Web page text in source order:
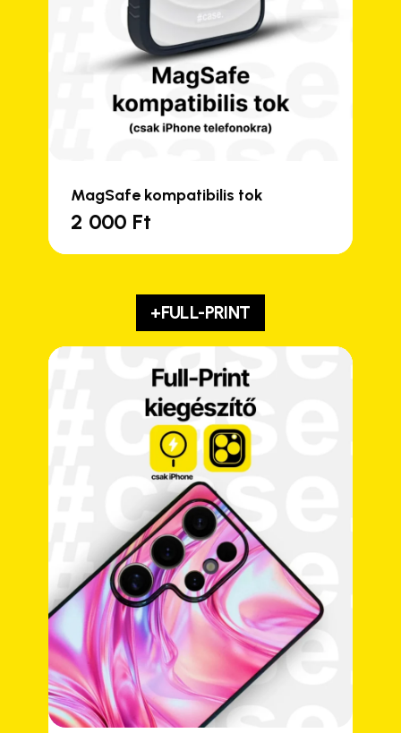
MagSafe kompatibilis tok
2 000 Ft
+FULL-PRINT